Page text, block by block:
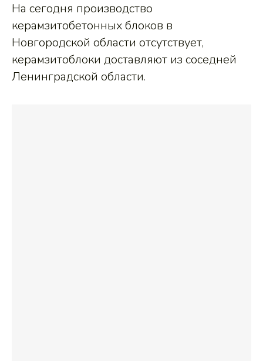
На сегодня производство
керамзитобетонных блоков в
Новгородской области отсутствует,
керамзитоблоки доставляют из соседней
Ленинградской области.